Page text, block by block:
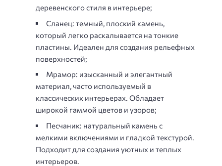
деревенского стиля в интерьере;
Сланец: темный, плоский камень,
который легко раскалывается на тонкие
пластины. Идеален для создания рельефных
поверхностей;
Мрамор: изысканный и элегантный
материал, часто используемый в
классических интерьерах. Обладает
широкой гаммой цветов и узоров;
Песчаник: натуральный камень с
мелкими включениями и гладкой текстурой.
Подходит для создания уютных и теплых
интерьеров.